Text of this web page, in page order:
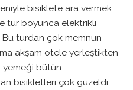
bisiklete ara vermek
tur boyunca elektrikli
turdan çok memnun
akşam otele yerleştikten
yemeği bütün
bisikletleri çok güzeldi.